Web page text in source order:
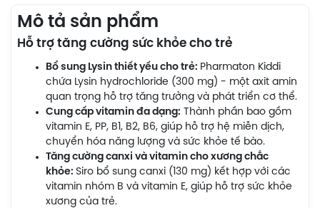
Mô tả sản phẩm
Hỗ trợ tăng cường sức khỏe cho trẻ
Bổ sung Lysin thiết yếu cho trẻ: Pharmaton Kiddi
chứa Lysin hydrochloride (300 mg) - một axit amin
quan trọng hỗ trợ tăng trưởng và phát triển cơ thể.
Cung cấp vitamin đa dạng: Thành phần bao gồm
vitamin E, PP, B1, B2, B6, giúp hỗ trợ hệ miễn dịch,
chuyển hóa năng lượng và sức khỏe tế bào.
Tăng cường canxi và vitamin cho xương chắc
khỏe: Siro bổ sung canxi (130 mg) kết hợp với các
vitamin nhóm B và vitamin E, giúp hỗ trợ sức khỏe
xương của trẻ.